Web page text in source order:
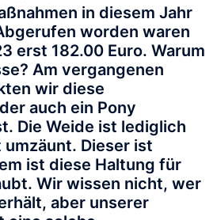
in diesem Jahr
worden waren
erst 182.00 Euro. Warum
Am vergangenen
wir diese
auch ein Pony
Die Weide ist lediglich
Dieser ist
ist diese Haltung für
Wir wissen nicht, wer
aber unserer